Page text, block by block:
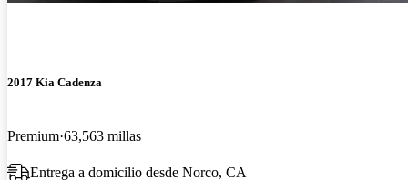
2017 Kia Cadenza
Premium 63,563 millas
Entrega a domicilio desde Norco, CA